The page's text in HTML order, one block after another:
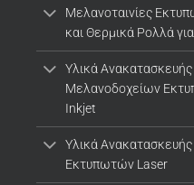
Μελανοταινίες
και Θερμικά Ρολλά
Υλικά Ανακατασκευής
Μελανοδοχείων
Inkjet
Υλικά
Εκτυπωτών Laser